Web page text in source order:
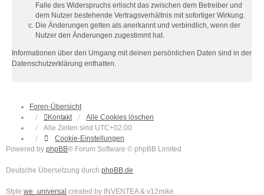
Falle des Widerspruchs erlischt das zwischen dem Betreiber und
dem Nutzer bestehende Vertragsverhältnis mit sofortiger Wirkung.
Die Änderungen gelten als anerkannt und verbindlich, wenn der
Nutzer den Änderungen zugestimmt hat.
Informationen über den Umgang mit deinen persönlichen Daten sind in der
Datenschutzerklärung enthalten.
Foren-Übersicht
Kontakt
Alle Cookies löschen
Alle Zeiten sind UTC+02:00
Cookie-Einstellungen
Powered by phpBB® Forum Software © phpBB Limited
Deutsche Übersetzung durch phpBB.de
Style we_universal created by INVENTEA & v12mike